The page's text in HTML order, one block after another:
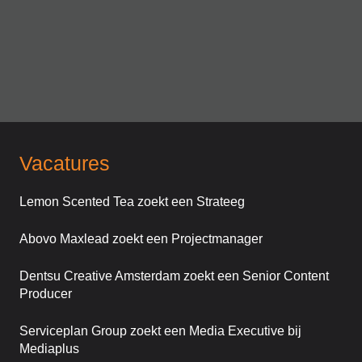
Vacatures
Lemon Scented Tea zoekt een Strateeg
Abovo Maxlead zoekt een Projectmanager
Dentsu Creative Amsterdam zoekt een Senior Content
Producer
Serviceplan Group zoekt een Media Executive bij
Mediaplus